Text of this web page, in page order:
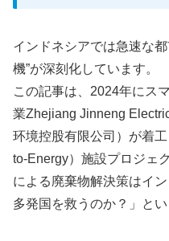
インドネシアでは急速な
機”が深刻化しています。
この記事は、2024年にス
業Zhejiang Jinneng
环境控股有限公司）が着
to-Energy）施設プロジェ
による廃棄物解決策はイ
多発国を救うのか？」と